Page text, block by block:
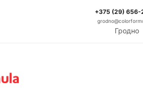
+375 (29) 656-
Гродно